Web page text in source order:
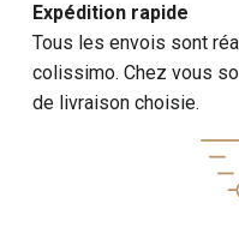
Expédition rapide
Tous les envois sont
colissimo. Chez vous
de livraison choisie.